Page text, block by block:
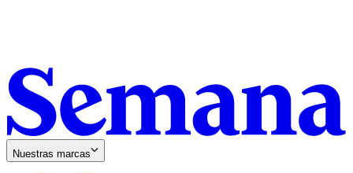
Nuestras marcas